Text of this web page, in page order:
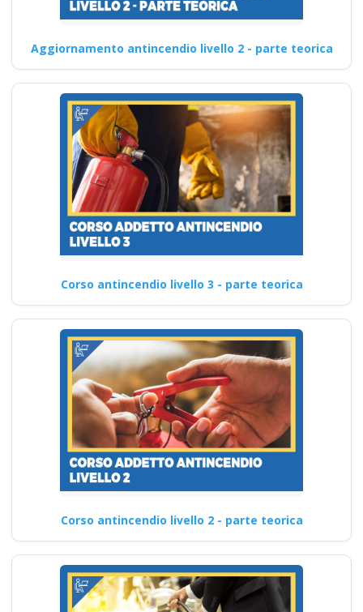
Aggiornamento antincendio livello 2 - parte teorica
Corso antincendio livello 3 - parte teorica
Corso antincendio livello 2 - parte teorica